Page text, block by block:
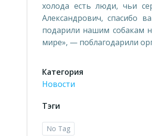
холода есть люди, чьи
Александрович, спасибо
подарили нашим собакам
мире», — поблагодарили
Категория
Новости
Тэги
No Tag